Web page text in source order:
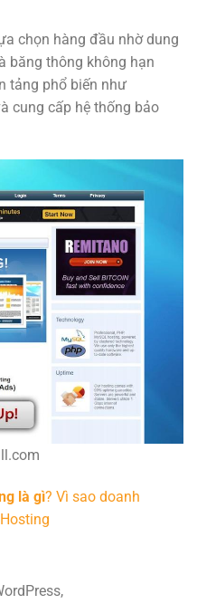
chọn hàng đầu nhờ dung
băng thông không hạn
tảng phổ biến như
cung cấp hệ thống bảo
là gì? Vì sao doanh